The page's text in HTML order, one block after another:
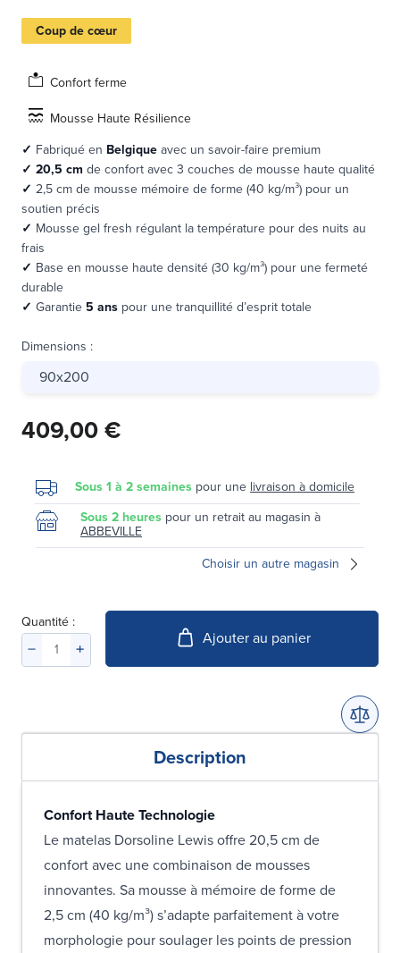
Coup de cœur
Confort ferme
Mousse Haute Résilience
✓ Fabriqué en Belgiqueavec un savoir-faire premium
✓ 20,5 cm de confort avec 3 couches de mousse haute qualité
✓ 2,5 cm de mousse mémoire de forme (40 kg/m³) pour un
soutien précis
✓ Mousse gel fresh régulant la température pour des nuits au
frais
✓ Base en mousse haute densité (30 kg/m³) pour une fermeté
durable
✓ Garantie5 ans pour une tranquillité d’esprit totale
Dimensions :
90x200
409,00 €
Sous 1 à 2 semaines pour une livraison à domicile
Sous 2 heures pour un retrait au magasin à
ABBEVILLE
Choisir un autre magasin
Quantité :
Ajouter au panier
Description
Confort Haute Technologie
Le matelas Dorsoline Lewis offre 20,5 cm de
confort avec une combinaison de mousses
innovantes. Sa mousse à mémoire de forme de
2,5 cm (40 kg/m³) s’adapte parfaitement à votre
morphologie pour soulager les points de pression